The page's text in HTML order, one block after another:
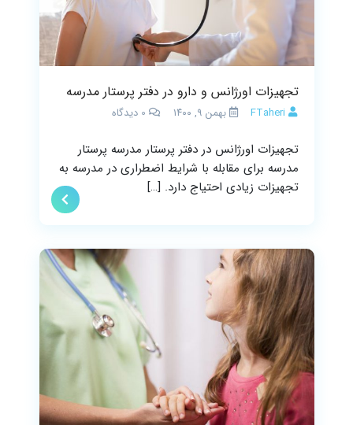
تجهیزات اورژانس و دارو در دفتر پرستار مدرسه
FTaheri بهمن ۹, ۱۴۰۰ 0 دیدگاه
تجهیزات اورژانس در دفتر پرستار مدرسه پرستار
مدرسه برای مقابله با شرایط اضطراری در مدرسه به
تجهیزات زیادی احتیاج دارد. […]